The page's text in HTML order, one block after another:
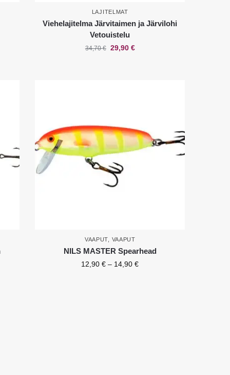
LAJITELMAT
Viehelajitelma Järvitaimen ja Järvilohi
Vetouistelu
34,70€ 29,90 €
VAAPUT, VAAPUT
NILS MASTER Spearhead
12,90€ – 14,90€